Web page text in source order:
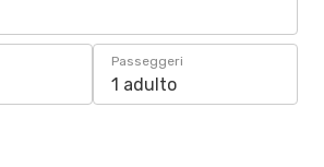
Passeggeri
1 adulto